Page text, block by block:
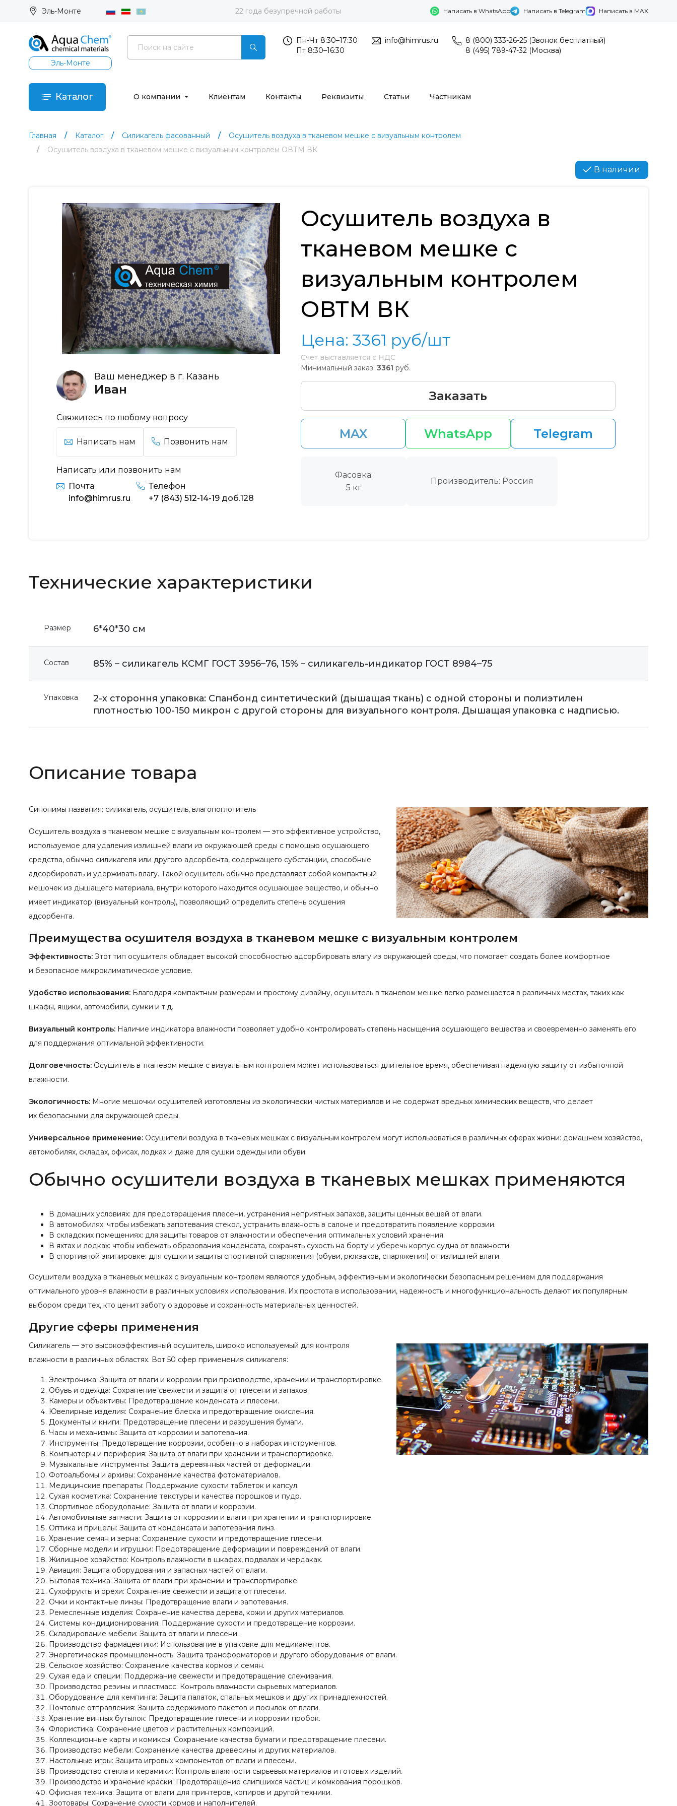
Эль-Монте 22 года безупречной работы Написать в WhatsApp Написать в Telegram Написать в MAX
Эль-Монте
Пн-Чт 8:30–17:30
Пт 8:30–16:30
info@himrus.ru
8 (800) 333-26-25 (Звонок бесплатный)
8 (495) 789-47-32 (Москва)
Каталог О компании Клиентам Контакты Реквизиты Статьи Частникам
Главная Каталог Силикагель фасованный
Осушитель воздуха в тканевом мешке с визуальным контролем
Осушитель воздуха в тканевом мешке с визуальным контролем ОВТМ ВК
В наличии
Ваш менеджер в г. Казань
Иван
Свяжитесь по любому вопросу
Написать нам Позвонить нам
Написать или позвонить нам
Почта
info@himrus.ru
Телефон
+7 (843) 512-14-19 доб.128
Осушитель воздуха в
тканевом мешке с
визуальным контролем
ОВТМ ВК
Цена: 3361 руб/шт
Счет выставляется с НДС
Минимальный заказ: 3361 руб.
Заказать
MAX WhatsApp Telegram
Фасовка:
5 кг
Производитель: Россия
Технические характеристики
Размер 6*40*30 см
Состав 85% – силикагель КСМГ ГОСТ 3956–76, 15% – силикагель-индикатор ГОСТ 8984–75
Упаковка
2-х стороння упаковка: Спанбонд синтетический (дышащая ткань) с одной стороны и полиэтилен
плотностью 100-150 микрон с другой стороны для визуального контроля. Дышащая упаковка с надписью.
Описание товара
Синонимы названия: силикагель, осушитель, влагопоглотитель
Осушитель воздуха в тканевом мешке с визуальным контролем — это эффективное устройство,
используемое для удаления излишней влаги из окружающей среды с помощью осушающего
средства, обычно силикагеля или другого адсорбента, содержащего субстанции, способные
адсорбировать и удерживать влагу. Такой осушитель обычно представляет собой компактный
мешочек из дышащего материала, внутри которого находится осушающее вещество, и обычно
имеет индикатор (визуальный контроль), позволяющий определить степень осушения
адсорбента.
Преимущества осушителя воздуха в тканевом мешке с визуальным контролем
Эффективность: Этот тип осушителя обладает высокой способностью адсорбировать влагу из окружающей среды, что помогает создать более комфортное
и безопасное микроклиматическое условие.
Удобство использования: Благодаря компактным размерам и простому дизайну, осушитель в тканевом мешке легко размещается в различных местах, таких как
шкафы, ящики, автомобили, сумки и т.д.
Визуальный контроль: Наличие индикатора влажности позволяет удобно контролировать степень насыщения осушающего вещества и своевременно заменять его
для поддержания оптимальной эффективности.
Долговечность: Осушитель в тканевом мешке с визуальным контролем может использоваться длительное время, обеспечивая надежную защиту от избыточной
влажности.
Экологичность: Многие мешочки осушителей изготовлены из экологически чистых материалов и не содержат вредных химических веществ, что делает
их безопасными для окружающей среды.
Универсальное применение: Осушители воздуха в тканевых мешках с визуальным контролем могут использоваться в различных сферах жизни: домашнем хозяйстве,
автомобилях, складах, офисах, лодках и даже для сушки одежды или обуви.
Обычно осушители воздуха в тканевых мешках применяются
В домашних условиях: для предотвращения плесени, устранения неприятных запахов, защиты ценных вещей от влаги.
В автомобилях: чтобы избежать запотевания стекол, устранить влажность в салоне и предотвратить появление коррозии.
В складских помещениях: для защиты товаров от влажности и обеспечения оптимальных условий хранения.
В яхтах и лодках: чтобы избежать образования конденсата, сохранять сухость на борту и уберечь корпус судна от влажности.
В спортивной экипировке: для сушки и защиты спортивной снаряжения (обуви, рюкзаков, снаряжения) от излишней влаги.
Осушители воздуха в тканевых мешках с визуальным контролем являются удобным, эффективным и экологически безопасным решением для поддержания
оптимального уровня влажности в различных условиях использования. Их простота в использовании, надежность и многофункциональность делают их популярным
выбором среди тех, кто ценит заботу о здоровье и сохранность материальных ценностей.
Другие сферы применения
Силикагель — это высокоэффективный осушитель, широко используемый для контроля
влажности в различных областях. Вот 50 сфер применения силикагеля:
Электроника: Защита от влаги и коррозии при производстве, хранении и транспортировке.
Обувь и одежда: Сохранение свежести и защита от плесени и запахов.
Камеры и объективы: Предотвращение конденсата и плесени.
Ювелирные изделия: Сохранение блеска и предотвращение окисления.
Документы и книги: Предотвращение плесени и разрушения бумаги.
Часы и механизмы: Защита от коррозии и запотевания.
Инструменты: Предотвращение коррозии, особенно в наборах инструментов.
Компьютеры и периферия: Защита от влаги при хранении и транспортировке.
Музыкальные инструменты: Защита деревянных частей от деформации.
Фотоальбомы и архивы: Сохранение качества фотоматериалов.
Медицинские препараты: Поддержание сухости таблеток и капсул.
Сухая косметика: Сохранение текстуры и качества порошков и пудр.
Спортивное оборудование: Защита от влаги и коррозии.
Автомобильные запчасти: Защита от коррозии и влаги при хранении и транспортировке.
Оптика и прицелы: Защита от конденсата и запотевания линз.
Хранение семян и зерна: Сохранение сухости и предотвращение плесени.
Сборные модели и игрушки: Предотвращение деформации и повреждений от влаги.
Жилищное хозяйство: Контроль влажности в шкафах, подвалах и чердаках.
Авиация: Защита оборудования и запасных частей от влаги.
Бытовая техника: Защита от влаги при хранении и транспортировке.
Сухофрукты и орехи: Сохранение свежести и защита от плесени.
Очки и контактные линзы: Предотвращение влаги и запотевания.
Ремесленные изделия: Сохранение качества дерева, кожи и других материалов.
Системы кондиционирования: Поддержание сухости и предотвращение коррозии.
Складирование мебели: Защита от влаги и плесени.
Производство фармацевтики: Использование в упаковке для медикаментов.
Энергетическая промышленность: Защита трансформаторов и другого оборудования от влаги.
Сельское хозяйство: Сохранение качества кормов и семян.
Сухая еда и специи: Поддержание свежести и предотвращение слеживания.
Производство резины и пластмасс: Контроль влажности сырьевых материалов.
Оборудование для кемпинга: Защита палаток, спальных мешков и других принадлежностей.
Почтовые отправления: Защита содержимого пакетов и посылок от влаги.
Хранение винных бутылок: Предотвращение плесени и коррозии пробок.
Флористика: Сохранение цветов и растительных композиций.
Коллекционные карты и комиксы: Сохранение качества бумаги и предотвращение плесени.
Производство мебели: Сохранение качества древесины и других материалов.
Настольные игры: Защита игровых компонентов от влаги и плесени.
Производство стекла и керамики: Контроль влажности сырьевых материалов и готовых изделий.
Производство и хранение краски: Предотвращение слипшихся частиц и комкования порошков.
Офисная техника: Защита от влаги для принтеров, копиров и другой техники.
Зоотовары: Сохранение сухости кормов и наполнителей.